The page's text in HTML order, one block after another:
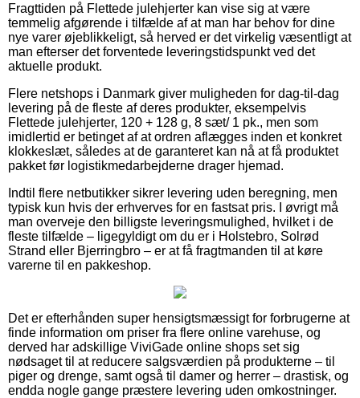
Fragttiden på Flettede julehjerter kan vise sig at være
temmelig afgørende i tilfælde af at man har behov for dine
nye varer øjeblikkeligt, så herved er det virkelig væsentligt at
man efterser det forventede leveringstidspunkt ved det
aktuelle produkt.
Flere netshops i Danmark giver muligheden for dag-til-dag
levering på de fleste af deres produkter, eksempelvis
Flettede julehjerter, 120 + 128 g, 8 sæt/ 1 pk., men som
imidlertid er betinget af at ordren aflægges inden et konkret
klokkeslæt, således at de garanteret kan nå at få produktet
pakket før logistikmedarbejderne drager hjemad.
Indtil flere netbutikker sikrer levering uden beregning, men
typisk kun hvis der erhverves for en fastsat pris. I øvrigt må
man overveje den billigste leveringsmulighed, hvilket i de
fleste tilfælde – ligegyldigt om du er i Holstebro, Solrød
Strand eller Bjerringbro – er at få fragtmanden til at køre
varerne til en pakkeshop.
Det er efterhånden super hensigtsmæssigt for forbrugerne at
finde information om priser fra flere online varehuse, og
derved har adskillige ViviGade online shops set sig
nødsaget til at reducere salgsværdien på produkterne – til
piger og drenge, samt også til damer og herrer – drastisk, og
endda nogle gange præstere levering uden omkostninger.